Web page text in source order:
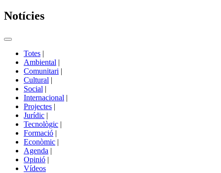
Notícies
Commutador
portals
Totes |
Ambiental |
Comunitari |
Cultural |
Social |
Internacional |
Projectes |
Jurídic |
Tecnològic |
Formació |
Econòmic |
Agenda |
Opinió |
Vídeos